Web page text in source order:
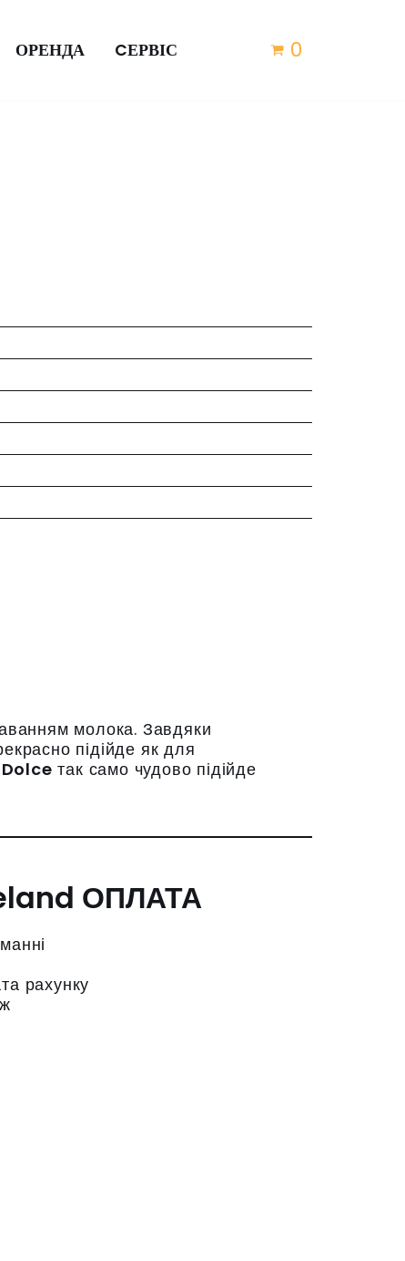
ОРЕНДА CЕРВІС 0
молока. Завдяки
підійде як для
так само чудово підійде
ОПЛАТА
рахунку